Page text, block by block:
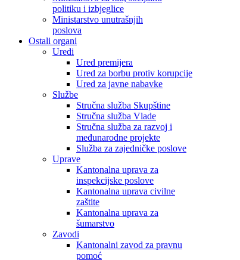
politiku i izbjeglice
Ministarstvo unutrašnjih
poslova
Ostali organi
Uredi
Ured premijera
Ured za borbu protiv korupcije
Ured za javne nabavke
Službe
Stručna služba Skupštine
Stručna služba Vlade
Stručna služba za razvoj i
međunarodne projekte
Služba za zajedničke poslove
Uprave
Kantonalna uprava za
inspekcijske poslove
Kantonalna uprava civilne
zaštite
Kantonalna uprava za
šumarstvo
Zavodi
Kantonalni zavod za pravnu
pomoć